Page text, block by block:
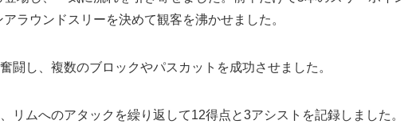
ラウンドスリーを決めて観客を沸かせました。
闘し、複数のブロックやパスカットを成功させました。
リムへのアタックを繰り返して12得点と3アシストを記録しました。